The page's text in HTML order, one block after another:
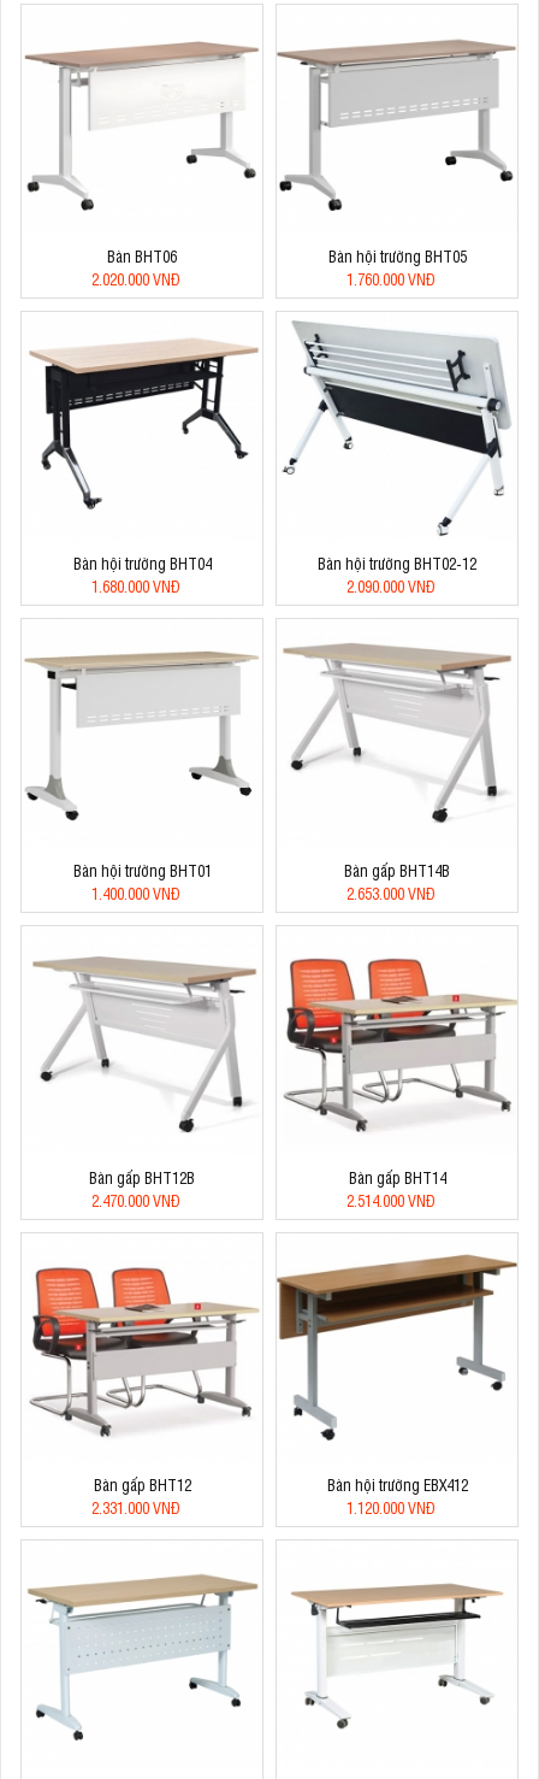
Bàn BHT06
2.020.000 VNĐ
Bàn hội trường BHT05
1.760.000 VNĐ
Bàn hội trường BHT04
1.680.000 VNĐ
Bàn hội trường BHT02-12
2.090.000 VNĐ
Bàn hội trường BHT01
1.400.000 VNĐ
Bàn gấp BHT14B
2.653.000 VNĐ
Bàn gấp BHT12B
2.470.000 VNĐ
Bàn gấp BHT14
2.514.000 VNĐ
Bàn gấp BHT12
2.331.000 VNĐ
Bàn hội trường EBX412
1.120.000 VNĐ